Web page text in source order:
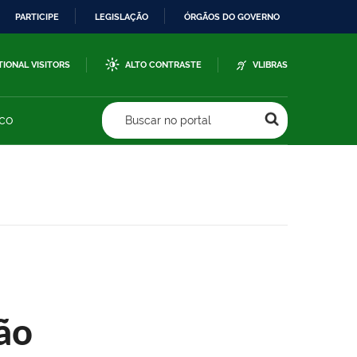
PARTICIPE LEGISLAÇÃO ÓRGÃOS DO GOVERNO
VISITORS ALTO CONTRASTE VLIBRAS
Buscar no portal